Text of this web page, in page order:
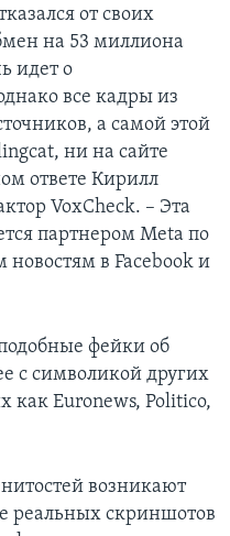
от своих
на 53 миллиона
идет о
все кадры из
а самой этой
ни на сайте
ответе Кирилл
VoxCheck. – Эта
партнером Meta по
в Facebook и
фейки об
с символикой других
Euronews, Politico,
возникают
реальных скриншотов